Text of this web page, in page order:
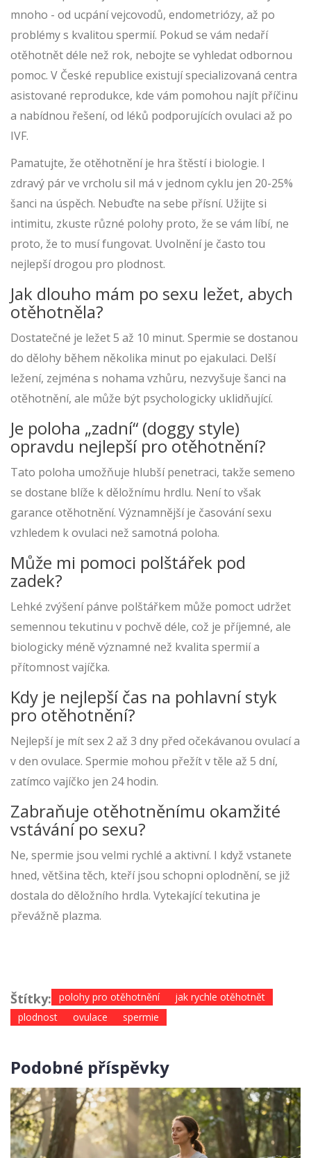
mnoho - od ucpání vejcovodů, endometriózy, až po
problémy s kvalitou spermií. Pokud se vám nedaří
otěhotnět déle než rok, nebojte se vyhledat odbornou
pomoc. V České republice existují specializovaná centra
asistované reprodukce, kde vám pomohou najít příčinu
a nabídnou řešení, od léků podporujících ovulaci až po
IVF.
Pamatujte, že otěhotnění je hra štěstí i biologie. I
zdravý pár ve vrcholu sil má v jednom cyklu jen 20-25%
šanci na úspěch. Nebuďte na sebe přísní. Užijte si
intimitu, zkuste různé polohy proto, že se vám líbí, ne
proto, že to musí fungovat. Uvolnění je často tou
nejlepší drogou pro plodnost.
Jak dlouho mám po sexu ležet, abych
otěhotněla?
Dostatečné je ležet 5 až 10 minut. Spermie se dostanou
do dělohy během několika minut po ejakulaci. Delší
ležení, zejména s nohama vzhůru, nezvyšuje šanci na
otěhotnění, ale může být psychologicky uklidňující.
Je poloha „zadní“ (doggy style)
opravdu nejlepší pro otěhotnění?
Tato poloha umožňuje hlubší penetraci, takže semeno
se dostane blíže k děložnímu hrdlu. Není to však
garance otěhotnění. Významnější je časování sexu
vzhledem k ovulaci než samotná poloha.
Může mi pomoci polštářek pod
zadek?
Lehké zvýšení pánve polštářkem může pomoct udržet
semennou tekutinu v pochvě déle, což je příjemné, ale
biologicky méně významné než kvalita spermií a
přítomnost vajíčka.
Kdy je nejlepší čas na pohlavní styk
pro otěhotnění?
Nejlepší je mít sex 2 až 3 dny před očekávanou ovulací a
v den ovulace. Spermie mohou přežít v těle až 5 dní,
zatímco vajíčko jen 24 hodin.
Zabraňuje otěhotněnímu okamžité
vstávání po sexu?
Ne, spermie jsou velmi rychlé a aktivní. I když vstanete
hned, většina těch, kteří jsou schopni oplodnění, se již
dostala do děložního hrdla. Vytekající tekutina je
převážně plazma.
Štítky: polohy pro otěhotnění
jak rychle otěhotnět
plodnost
ovulace spermie
Podobné příspěvky